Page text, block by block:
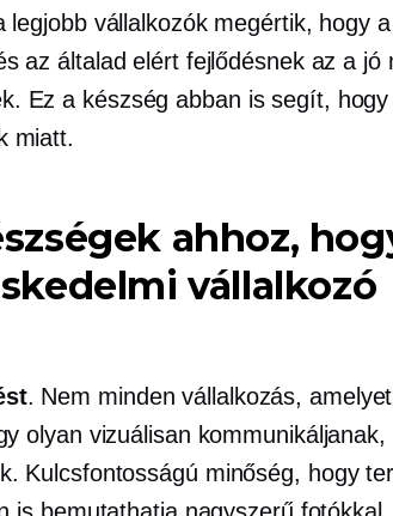
vállalkozók megértik, hogy a
az általad elért fejlődésnek az a jó
Ez a készség abban is segít, hogy
miatt.
ahhoz,
vállalkozó
. Nem minden vállalkozás,
olyan vizuálisan
Kulcsfontosságú minőség, hogy